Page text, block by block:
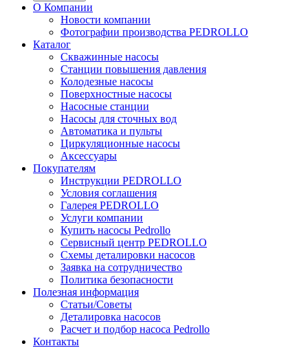
О Компании
Новости компании
Фотографии производства PEDROLLO
Каталог
Скважинные насосы
Станции повышения давления
Колодезные насосы
Поверхностные насосы
Насосные станции
Насосы для сточных вод
Автоматика и пульты
Циркуляционные насосы
Аксессуары
Покупателям
Инструкции PEDROLLO
Условия соглашения
Галерея PEDROLLO
Услуги компании
Купить насосы Pedrollo
Сервисный центр PEDROLLO
Схемы деталировки насосов
Заявка на сотрудничество
Политика безопасности
Полезная информация
Статьи/Советы
Деталировка насосов
Расчет и подбор насоса Pedrollo
Контакты